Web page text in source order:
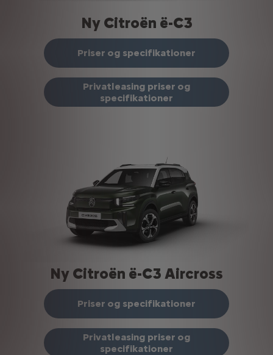
Ny Citroën ë-C3
Priser og specifikationer
Privatleasing priser og
specifikationer
Ny Citroën ë-C3 Aircross
Priser og specifikationer
Privatleasing priser og
specifikationer